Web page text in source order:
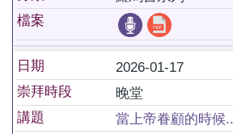
檔案
日期
2026-01-17
崇拜時段
晚堂
講題
當上帝眷顧的時候